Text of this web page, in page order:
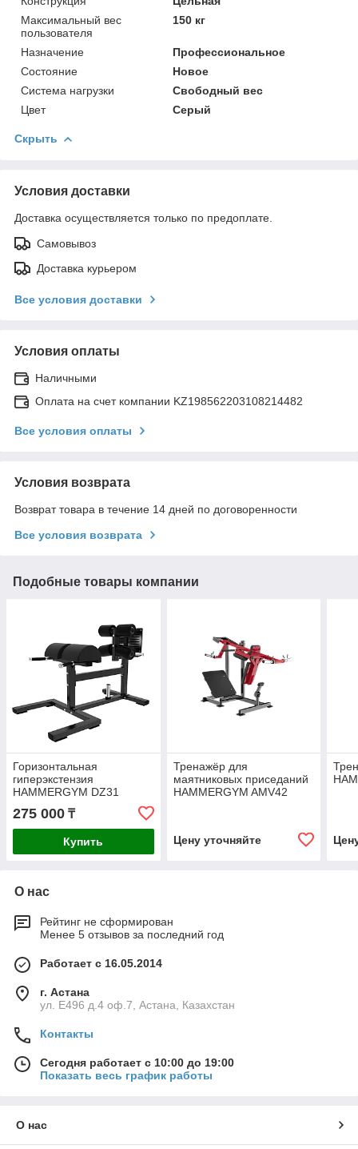
Максимальный вес
пользователя
150 кг
Назначение
Профессиональное
Состояние
Новое
Система нагрузки
Свободный вес
Цвет
Серый
Скрыть
Условия доставки
Доставка осуществляется только по предоплате.
Самовывоз
Доставка курьером
Все условия доставки
Условия оплаты
Наличными
Оплата на счет компании KZ198562203108214482
Все условия оплаты
Условия возврата
Возврат товара в течение 14 дней по договоренности
Все условия возврата
Подобные товары компании
Горизонтальная
гиперэкстензия
HAMMERGYM DZ31
275 000 ₸
Купить
Тренажёр для
маятниковых приседаний
HAMMERGYM AMV42
Цену уточняйте
О нас
Рейтинг не сформирован
Менее 5 отзывов за последний год
Работает с 16.05.2014
г. Астана
ул. Е496 д.4 оф.7, Астана, Казахстан
Контакты
Сегодня работает с 10:00 до 19:00
Показать весь график работы
О нас